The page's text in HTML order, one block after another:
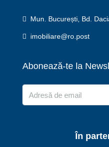
Mun. București, Bd.
imobiliare@ro.post
Abonează-te la
În